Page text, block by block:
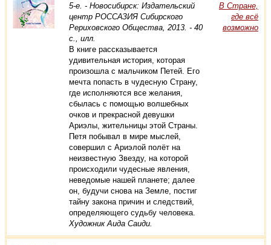
5-е. - Новосибирск: Издательский
центр РОССАЗИЯ Сибирского
Рериховского Общества, 2013. - 40
с., илл.
В книге рассказывается
удивительная история, которая
произошла с мальчиком Петей. Его
мечта попасть в чудесную Страну,
где исполняются все желания,
сбылась с помощью волшебных
очков и прекрасной девушки
Ариэлы, жительницы этой Страны.
Петя побывал в мире мыслей,
совершил с Ариэлой полёт на
неизвестную Звезду, на которой
происходили чудесные явления,
неведомые нашей планете; далее
он, будучи снова на Земле, постиг
тайну закона причин и следствий,
определяющего судьбу человека.
Художник Аида Саиди.
В Стране,
где всё
возможно